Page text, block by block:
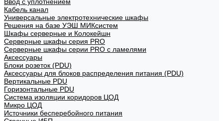
Кабель канал
Универсальные электротехнические шкафы
Решения на базе УЭШ МИКсистем
Шкафы серверные и Колокейшн
Серверные шкафы серия PRO
Серверные шкафы серии PRO с ламелями
Аксессуары
Блоки розеток (PDU)
Аксессуары для блоков распределения питания (PDU)
Вертикальные PDU
Горизонтальные PDU
Система изоляции коридоров ЦОД
Микро ЦОД
Источники бесперебойного питания